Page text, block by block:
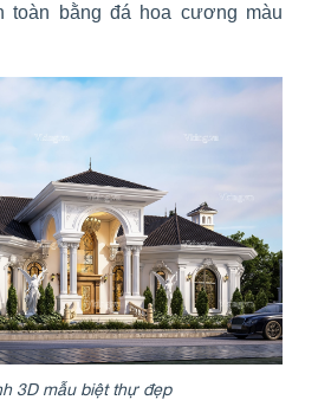
toàn bằng đá hoa cương màu
3D mẫu biệt thự đẹp